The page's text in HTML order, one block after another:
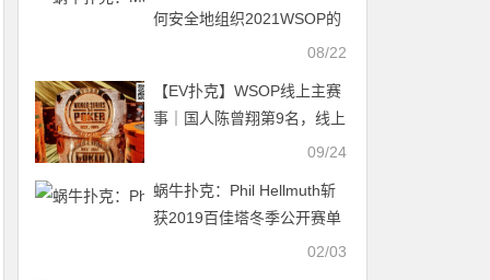
何安全地组织2021WSOP的
08/22
【EV扑克】WSOP线上主赛
事｜国人陈曾翔第9名，线上
传奇Bencb789勇夺390W刀
09/24
蜗牛扑克：Phil Hellmuth斩
获2019百佳塔冬季公开赛单
02/03